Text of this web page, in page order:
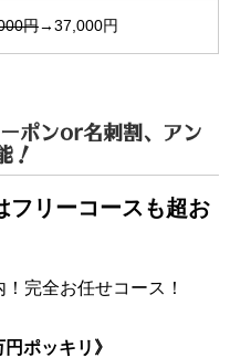
円→37,000円
ポンor名刺割、アン
！
リーコースも超お
完全お任せコース！
ポッキリ》